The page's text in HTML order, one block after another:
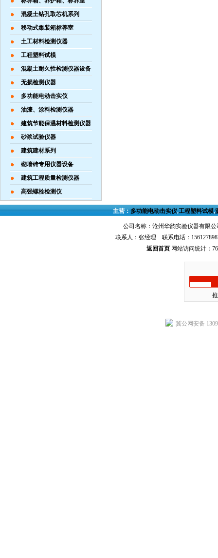
混凝土钻孔取芯机系列
移动式集装箱标养室
土工材料检测仪器
工程塑料试模
混凝土耐久性检测仪器设备
无损检测仪器
多功能电动击实仪
油漆、涂料检测仪器
建筑节能保温材料检测仪器
砂浆试验仪器
建筑建材系列
砌墙砖专用仪器设备
建筑工程质量检测仪器
高强螺栓检测仪
主营：多功能电动击实仪,工程塑料试模,
公司名称：沧州华韵实验仪器有限
联系人：张经理 联系电话：
返回首页网站访问统计：
冀公网安备